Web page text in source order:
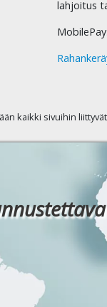
lahjoitus
MobilePay:
kaikki sivuihin